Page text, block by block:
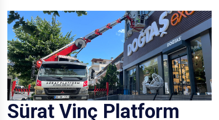
Sürat Vinç Platform